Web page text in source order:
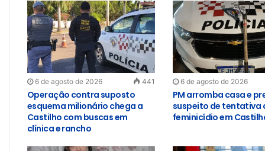
6 de agosto de 2026 441
Operação contra suposto
esquema milionário chega a
Castilho com buscas em
clínica e rancho
6 de agosto de 2026
PM arromba casa e
suspeito de tentativa
feminicídio em